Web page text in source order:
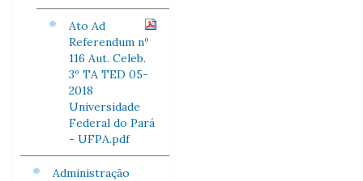
Ato Ad
Referendum nº
116 Aut. Celeb.
3º TA TED 05-
2018
Universidade
Federal do Pará
- UFPA.pdf
Administração